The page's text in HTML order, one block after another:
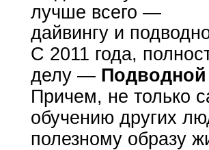
лучше всего —
дайвингу и
С 2011 года,
делу — Подводной
Причем, не только
обучению других
полезному образу